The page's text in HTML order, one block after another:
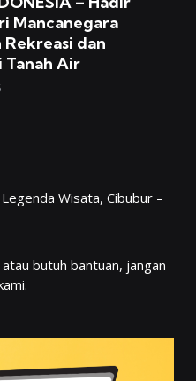
Mancanegara
dan
Tanah Air
Wisata, Cibubur –
butuh bantuan, jangan